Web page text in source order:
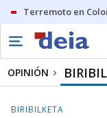
Terremoto en
OPINIÓN
BIRIBILKETA